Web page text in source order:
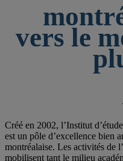
vers le
Créé en 2002, l’Institut
est un pôle d’excellence bien
montréalaise. Les activités de
mobilisent tant le milieu